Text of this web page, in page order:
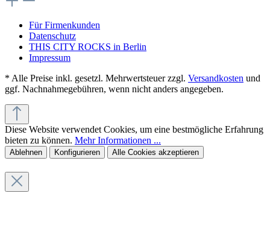
Für Firmenkunden
Datenschutz
THIS CITY ROCKS in Berlin
Impressum
* Alle Preise inkl. gesetzl. Mehrwertsteuer zzgl. Versandkosten und
ggf. Nachnahmegebühren, wenn nicht anders angegeben.
Diese Website verwendet Cookies, um eine bestmögliche Erfahrung
bieten zu können. Mehr Informationen ...
Ablehnen Konfigurieren Alle Cookies akzeptieren